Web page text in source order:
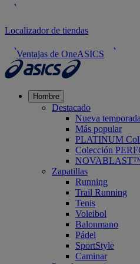
Localizador de tiendas
Ventajas de OneASICS
Hombre
Destacado
Nueva temporada
Más popular
PLATINUM
Colección
Zapatillas
Running
Trail Running
Tenis
Voleibol
Balonmano
Pádel
SportStyle
Caminar